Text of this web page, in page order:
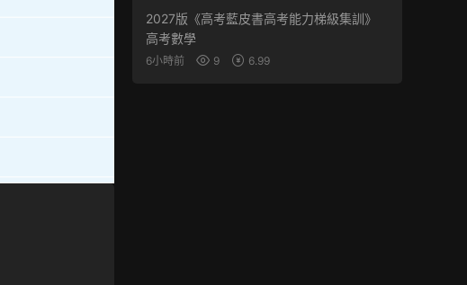
2027版《高考藍皮書高考能力梯級集訓》
高考數學
6小時前 9 6.99